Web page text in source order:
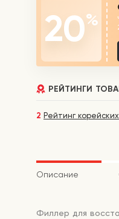
20%
РЕЙТИНГИ
2 Рейтинг
Описание
Филлер для